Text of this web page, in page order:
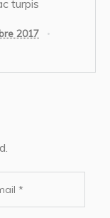
turpis
2017